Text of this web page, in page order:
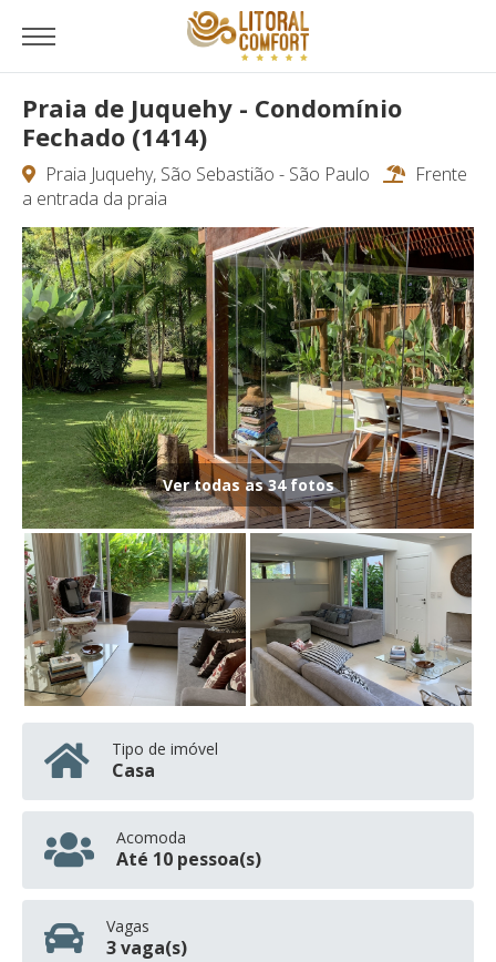
Praia de Juquehy - Condomínio
Fechado (1414)
Praia Juquehy, São Sebastião - São Paulo
Frente
a entrada da praia
Ver todas as 34 fotos
Tipo de imóvel
Casa
Acomoda
Até 10 pessoa(s)
Vagas
3 vaga(s)